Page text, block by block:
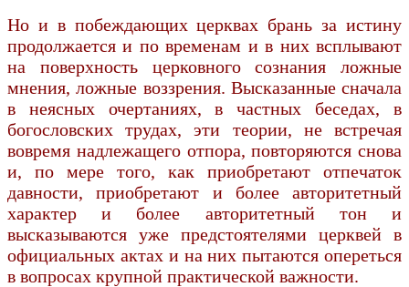
Но и в побеждающих церквах брань за истину
продолжается и по временам и в них всплывают
на поверхность церковного сознания ложные
мнения, ложные воззрения. Высказанные сначала
в неясных очертаниях, в частных беседах, в
богословских трудах, эти теории, не встречая
вовремя надлежащего отпора, повторяются снова
и, по мере того, как приобретают отпечаток
давности, приобретают и более авто­ритетный
характер и более авторитетный тон и
высказываются уже предстоятелями церквей в
официальных актах и на них пытаются опереться
в вопросах крупной практической важ­ности.